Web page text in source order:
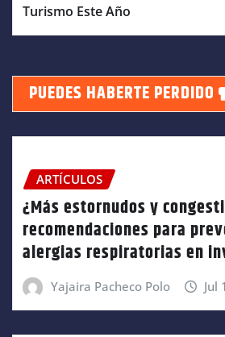
Turismo Este Año
PUEDES HABERTE PERDIDO
ARTÍCULOS
¿Más estornudos y
recomendaciones para
alergias respiratorias en
Yajaira Pacheco Polo Jul